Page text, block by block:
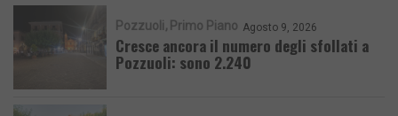
Pozzuoli Primo Piano Agosto 9, 2026
Cresce ancora il numero degli sfollati a
Pozzuoli: sono 2.240